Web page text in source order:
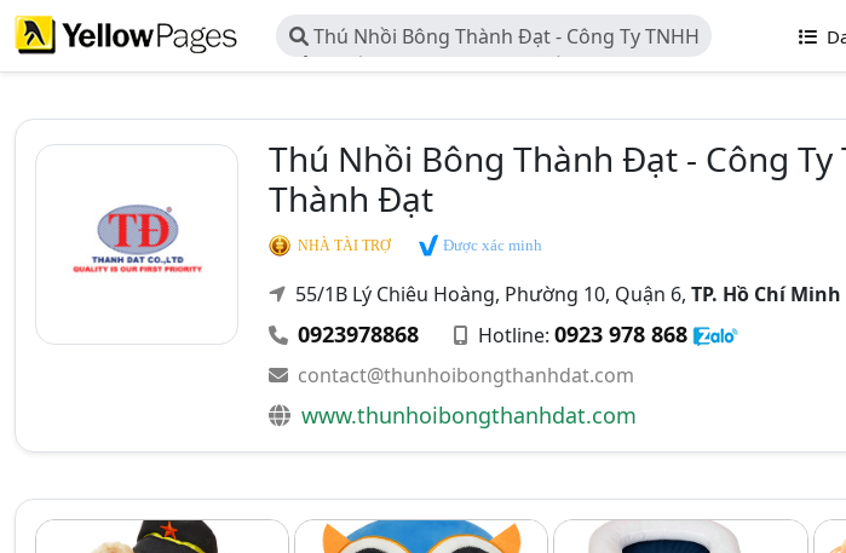
Thú Nhồi Bông Thành Đạt - Công Ty TNHH
Sản Xuất Thương Mại Thú Nhồi Bông Thành
Thú Nhồi Bông Thành Đạt - Công
Thành Đạt
NHÀ TÀI TRỢ Được xác minh
55/1B Lý Chiêu Hoàng, Phường 10, Quận 6, TP. Hồ Chí Minh
0923978868 Hotline: 0923 978 868
contact@thunhoibongthanhdat.com
www.thunhoibongthanhdat.com